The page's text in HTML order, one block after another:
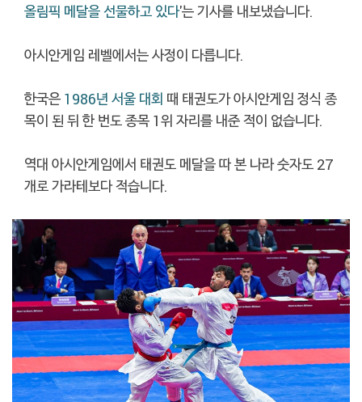
올림픽 메달을 선물하고 있다'는 기사를 내보냈습니다.
아시안게임 레벨에서는 사정이 다릅니다.
한국은 1986년 서울 대회 때 태권도가 아시안게임 정식 종
목이 된 뒤 한 번도 종목 1위 자리를 내준 적이 없습니다.
역대 아시안게임에서 태권도 메달을 따 본 나라 숫자도 27
개로 가라테보다 적습니다.